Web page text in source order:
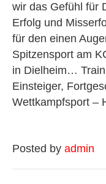
wir das Gefühl für
Erfolg und
für den einen
Spitzensport am
in Dielheim…
Einsteiger,
Wettkampfsport –
Posted by admin